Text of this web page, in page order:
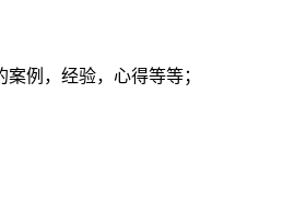
例，经验，心得等等；